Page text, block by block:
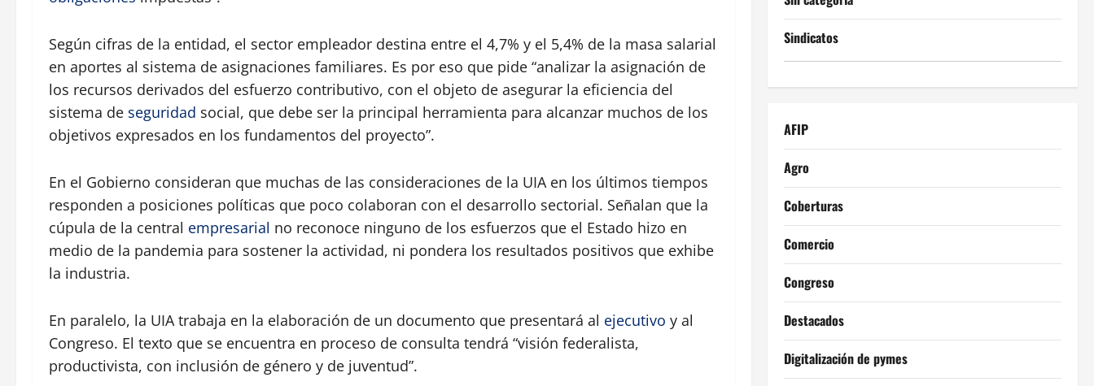
Según cifras de la entidad, el sector empleador destina entre el 4,7% y el 5,4% de la masa salarial
en aportes al sistema de asignaciones familiares. Es por eso que pide “analizar la asignación de
los recursos derivados del esfuerzo contributivo, con el objeto de asegurar la eficiencia del
sistema de seguridad social, que debe ser la principal herramienta para alcanzar muchos de los
objetivos expresados en los fundamentos del proyecto”.
En el Gobierno consideran que muchas de las consideraciones de la UIA en los últimos tiempos
responden a posiciones políticas que poco colaboran con el desarrollo sectorial. Señalan que la
cúpula de la central empresarial no reconoce ninguno de los esfuerzos que el Estado hizo en
medio de la pandemia para sostener la actividad, ni pondera los resultados positivos que exhibe
la industria.
En paralelo, la UIA trabaja en la elaboración de un documento que presentará al ejecutivo y al
Congreso. El texto que se encuentra en proceso de consulta tendrá “visión federalista,
productivista, con inclusión de género y de juventud”.
Sindicatos
AFIP
Agro
Coberturas
Comercio
Congreso
Destacados
Digitalización de pymes